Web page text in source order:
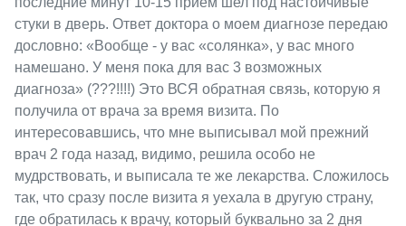
стуки в дверь. Ответ доктора о моем диагнозе передаю
дословно: «Вообще - у вас «солянка», у вас много
намешано. У меня пока для вас 3 возможных
диагноза» (???!!!!) Это ВСЯ обратная связь, которую я
получила от врача за время визита. По
интересовавшись, что мне выписывал мой прежний
врач 2 года назад, видимо, решила особо не
мудрствовать, и выписала те же лекарства. Сложилось
так, что сразу после визита я уехала в другую страну,
где обратилась к врачу, который буквально за 2 дня